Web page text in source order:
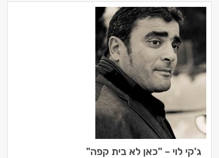
ג'קי לוי – "כאן לא בית קפה"